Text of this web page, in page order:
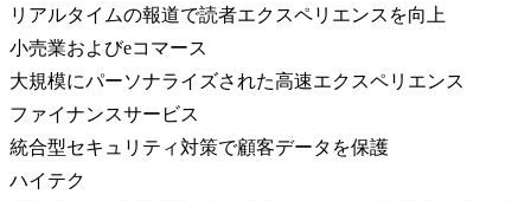
リアルタイムの報道で読者エクスペリエンスを向上
小売業およびeコマース
大規模にパーソナライズされた高速エクスペリエンス
ファイナンスサービス
統合型セキュリティ対策で顧客データを保護
ハイテク